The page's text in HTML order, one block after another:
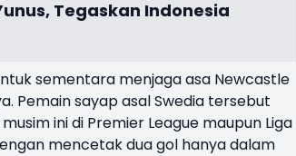
Tegaskan Indonesia
sementara menjaga asa Newcastle
Pemain sayap asal Swedia tersebut
ini di Premier League maupun Liga
mencetak dua gol hanya dalam